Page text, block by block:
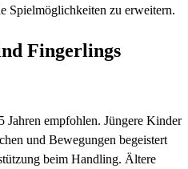
Spielmöglichkeiten zu erweitern.
Fingerlings
Jahren empfohlen. Jüngere Kinder
und Bewegungen begeistert
beim Handling. Ältere